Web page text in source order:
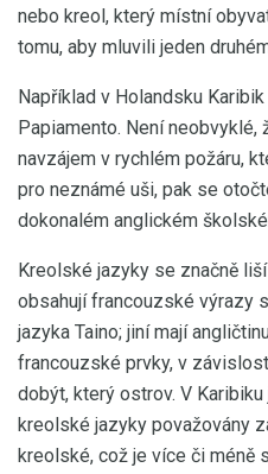
nebo kreol, který místní
tomu, aby mluvili jeden
Například v Holandsku
Papiamento. Není
navzájem v rychlém požáru,
pro neznámé uši, pak se
dokonalém anglickém
Kreolské jazyky se značně
obsahují francouzské výrazy
jazyka Taino; jiní mají
francouzské prvky, v
dobýt, který ostrov. V
kreolské jazyky považovány
kreolské, což je více či méně